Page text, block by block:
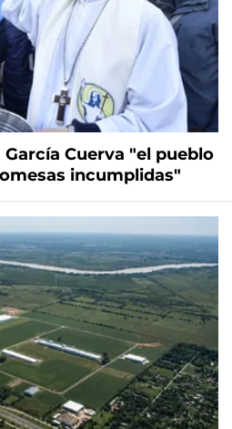
García Cuerva "el pueblo
incumplidas"